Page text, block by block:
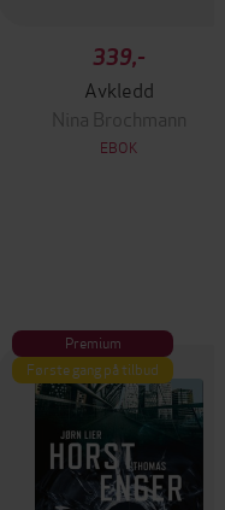
339,-
Avkledd
Nina Brochmann
EBOK
Premium
Første gang på tilbud